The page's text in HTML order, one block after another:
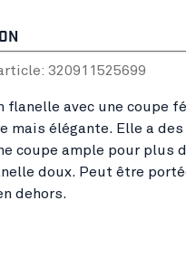
320911525699
flanelle avec une coupe
mais élégante. Elle a des
coupe ample pour plus
doux. Peut être
dehors.